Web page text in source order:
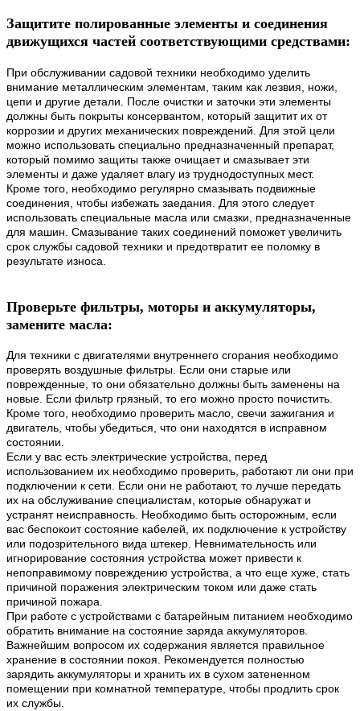
Защитите полированные элементы и соединения
движущихся частей соответствующими средствами:
При обслуживании садовой техники необходимо уделить
внимание металлическим элементам, таким как лезвия, ножи,
цепи и другие детали. После очистки и заточки эти элементы
должны быть покрыты консервантом, который защитит их от
коррозии и других механических повреждений. Для этой цели
можно использовать специально предназначенный препарат,
который помимо защиты также очищает и смазывает эти
элементы и даже удаляет влагу из труднодоступных мест.
Кроме того, необходимо регулярно смазывать подвижные
соединения, чтобы избежать заедания. Для этого следует
использовать специальные масла или смазки, предназначенные
для машин. Смазывание таких соединений поможет увеличить
срок службы садовой техники и предотвратит ее поломку в
результате износа.
Проверьте фильтры, моторы и аккумуляторы,
замените масла:
Для техники с двигателями внутреннего сгорания необходимо
проверять воздушные фильтры. Если они старые или
поврежденные, то они обязательно должны быть заменены на
новые. Если фильтр грязный, то его можно просто почистить.
Кроме того, необходимо проверить масло, свечи зажигания и
двигатель, чтобы убедиться, что они находятся в исправном
состоянии.
Если у вас есть электрические устройства, перед
использованием их необходимо проверить, работают ли они при
подключении к сети. Если они не работают, то лучше передать
их на обслуживание специалистам, которые обнаружат и
устранят неисправность. Необходимо быть осторожным, если
вас беспокоит состояние кабелей, их подключение к устройству
или подозрительного вида штекер. Невнимательность или
игнорирование состояния устройства может привести к
непоправимому повреждению устройства, а что еще хуже, стать
причиной поражения электрическим током или даже стать
причиной пожара.
При работе с устройствами с батарейным питанием необходимо
обратить внимание на состояние заряда аккумуляторов.
Важнейшим вопросом их содержания является правильное
хранение в состоянии покоя. Рекомендуется полностью
зарядить аккумуляторы и хранить их в сухом затененном
помещении при комнатной температуре, чтобы продлить срок
их службы.